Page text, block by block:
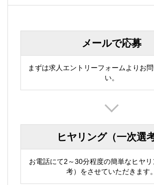
メールで応募
まずは求人エントリーフォームよりお
い。
ヒヤリング（一次選考
お電話にて2～30分程度の簡単なヒヤ
考）をさせていただきます。